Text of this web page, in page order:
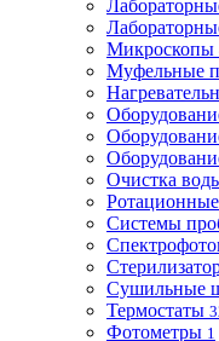
Микроскопы
Муфельные
Очистка
Системы
Сушильные
Термостаты
Фотометры 1